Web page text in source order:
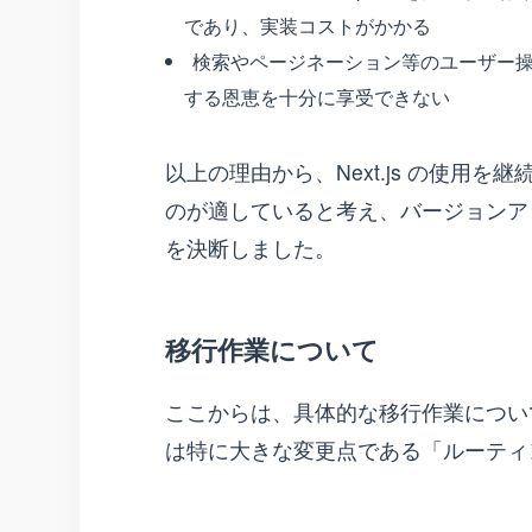
であり、実装コストがかかる
検索やページネーション等のユーザー
する恩恵を十分に享受できない
以上の理由から、Next.js の使用を継
のが適していると考え、バージョン
を決断しました。
移行作業について
ここからは、具体的な移行作業につ
は特に大きな変更点である「ルーテ